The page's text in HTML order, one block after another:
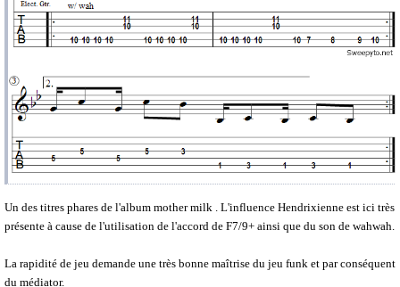
Un des titres phares de l'album mother milk . L'influence Hendrixienne est ici très
présente à cause de l'utilisation de l'accord de F7/9+ ainsi que du son de wahwah.
La rapidité de jeu demande une très bonne maîtrise du jeu funk et par conséquent
du médiator.